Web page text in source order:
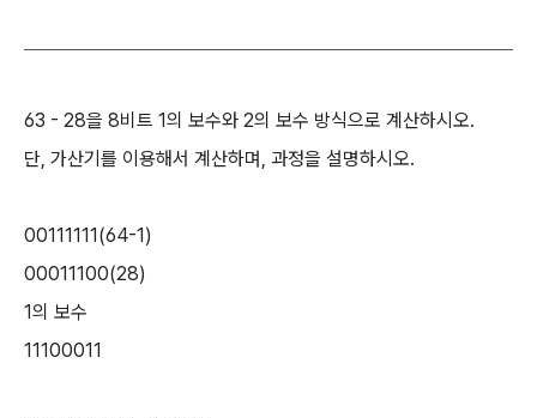
63 - 28을 8비트 1의 보수와 2의 보수 방식으로 계산하시오.
단, 가산기를 이용해서 계산하며, 과정을 설명하시오.
00111111(64-1)
00011100(28)
1의 보수
11100011